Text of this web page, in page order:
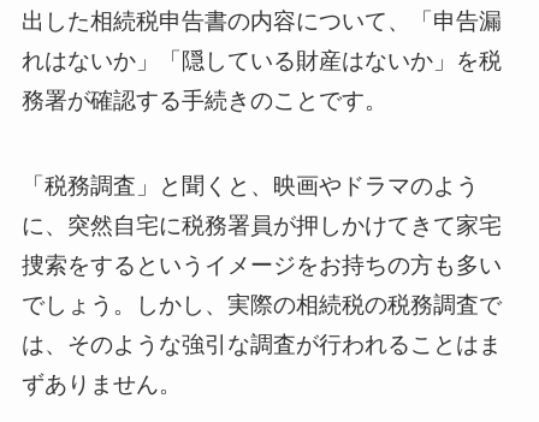
出した相続税申告書の内容について、「申告漏
れはないか」「隠している財産はないか」を税
務署が確認する手続きのことです。
「税務調査」と聞くと、映画やドラマのよう
に、突然自宅に税務署員が押しかけてきて家宅
捜索をするというイメージをお持ちの方も多い
でしょう。しかし、実際の相続税の税務調査で
は、そのような強引な調査が行われることはま
ずありません。